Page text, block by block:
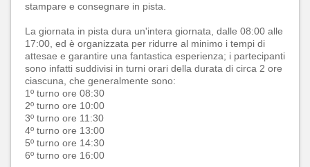
stampare e consegnare in pista.
La giornata in pista dura un'intera giornata, dalle 08:00 alle
17:00, ed è organizzata per ridurre al minimo i tempi di
attesae e garantire una fantastica esperienza; i partecipanti
sono infatti suddivisi in turni orari della durata di circa 2 ore
ciascuna, che generalmente sono:
1º turno ore 08:30
2º turno ore 10:00
3º turno ore 11:30
4º turno ore 13:00
5º turno ore 14:30
6º turno ore 16:00